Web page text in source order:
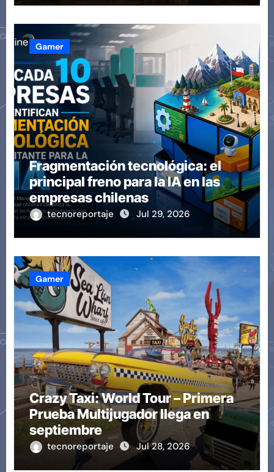
Gamer
Fragmentación tecnológica: el
principal freno para la IA en las
empresas chilenas
tecnoreportaje Jul 29, 2026
Gamer
Crazy Taxi: World Tour – Primera
Prueba Multijugador llega en
septiembre
tecnoreportaje Jul 28, 2026